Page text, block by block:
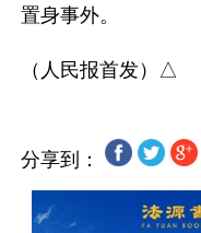
置身事外。
分享到：